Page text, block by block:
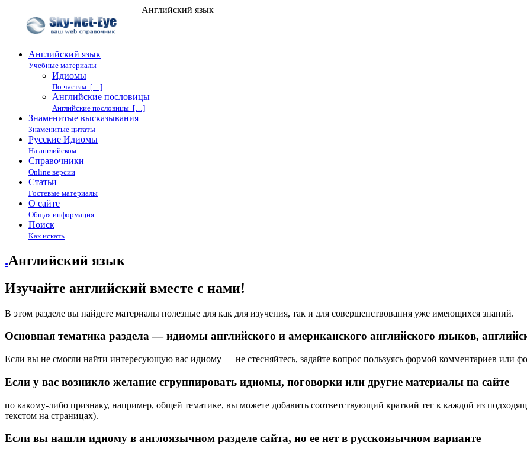
Английский язык
Английский язык
Учебные материалы
Идиомы
По частям […]
Английские пословицы
Английские пословицы […]
Знаменитые высказывания
Знаменитые цитаты
Русские Идиомы
На английском
Справочники
Online версии
Статьи
Гостевые материалы
О сайте
Общая информация
Поиск
Как искать
.Английский язык
Изучайте английский вместе с нами!
В этом разделе вы найдете материалы полезные для как для изучения, так и для совершенствования уже имеющихся знаний.
Основная тематика раздела — идиомы английского и американского английского языков,
Если вы не смогли найти интересующую вас идиому — не стесняйтесь, задайте вопрос пользуясь формой комментариев или
Если у вас возникло желание сгруппировать идиомы, поговорки или другие материалы на сайте
по какому-либо признаку, например, общей тематике, вы можете добавить соответствующий краткий тег к каждой из
текстом на страницах).
Если вы нашли идиому в англоязычном разделе сайта, но ее нет в русскоязычном варианте